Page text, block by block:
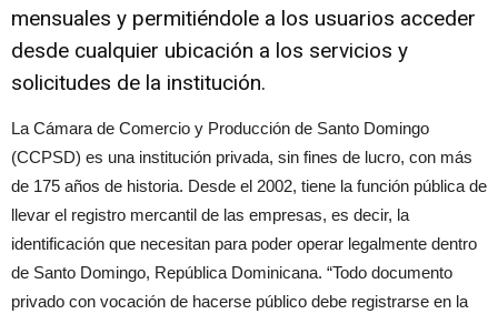
mensuales y permitiéndole a los usuarios acceder
desde cualquier ubicación a los servicios y
solicitudes de la institución.
La Cámara de Comercio y Producción de Santo Domingo
(CCPSD) es una institución privada, sin fines de lucro, con más
de 175 años de historia. Desde el 2002, tiene la función pública de
llevar el registro mercantil de las empresas, es decir, la
identificación que necesitan para poder operar legalmente dentro
de Santo Domingo, República Dominicana. “Todo documento
privado con vocación de hacerse público debe registrarse en la